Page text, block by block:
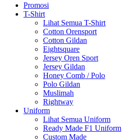
Promosi
T-Shirt
Lihat Semua T-Shirt
Cotton Orensport
Cotton Gildan
Eightsquare
Jersey Oren Sport
Jersey Gildan
Honey Comb / Polo
Polo Gildan
Muslimah
Rightway
Uniform
Lihat Semua Uniform
Ready Made F1 Uniform
Custom Made